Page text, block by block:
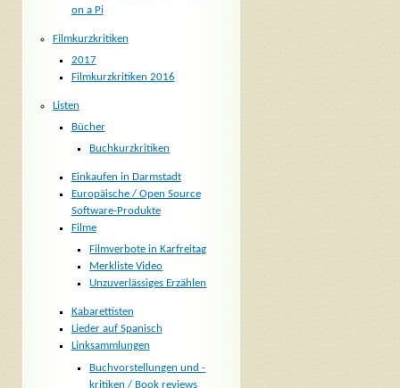
on a Pi
Filmkurzkritiken
2017
Filmkurzkritiken 2016
Listen
Bücher
Buchkurzkritiken
Einkaufen in Darmstadt
Europäische / Open Source
Software-Produkte
Filme
Filmverbote in Karfreitag
Merkliste Video
Unzuverlässiges Erzählen
Kabarettisten
Lieder auf Spanisch
Linksammlungen
Buchvorstellungen und -
kritiken / Book reviews